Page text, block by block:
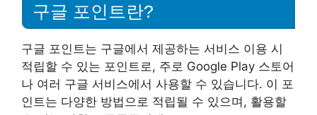
구글 포인트란?
구글 포인트는 구글에서 제공하는 서비스 이용 시
적립할 수 있는 포인트로, 주로 Google Play 스토어
나 여러 구글 서비스에서 사용할 수 있습니다. 이 포
인트는 다양한 방법으로 적립될 수 있으며, 활용할